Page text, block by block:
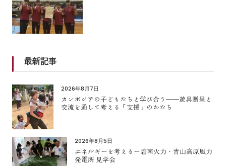
最新記事
2026年8月7日
カンボジアの子どもたちと学び合う――遊具贈呈と
交流を通して考える「支援」のかたち
2026年8月5日
エネルギーを考えるー碧南火力・青山高原風力
発電所 見学会